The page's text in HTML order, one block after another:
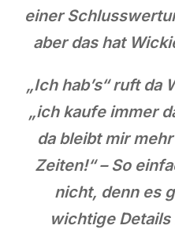
einer
aber das hat
„Ich hab’s“ ruft da
„ich kaufe immer
da bleibt mir
Zeiten!“ – So
nicht, denn es
wichtige Details